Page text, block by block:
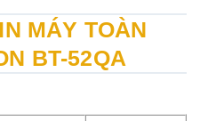
MÁY TOÀN
BT-52QA